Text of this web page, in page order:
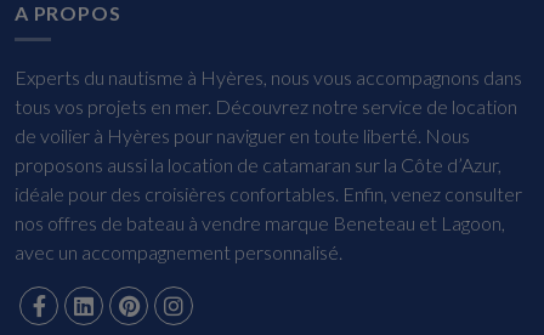
A PROPOS
Experts du nautisme à Hyères, nous vous accompagnons dans
tous vos projets en mer. Découvrez notre service de location
de voilier à Hyères pour naviguer en toute liberté. Nous
proposons aussi la location de catamaran sur la Côte d’Azur,
idéale pour des croisières confortables. Enfin, venez consulter
nos offres de bateau à vendre marque Beneteau et Lagoon,
avec un accompagnement personnalisé.